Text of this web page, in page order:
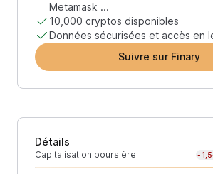
Metamask ...
10,000 cryptos disponibles
Données sécurisées et accès en
Suivre sur Finary
Détails
Capitalisation boursière -